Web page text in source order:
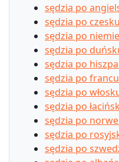
sędzia po
sędzia po czesku
sędzia po
sędzia po
sędzia po
sędzia po
sędzia po
sędzia po
sędzia po
sędzia po
sędzia po